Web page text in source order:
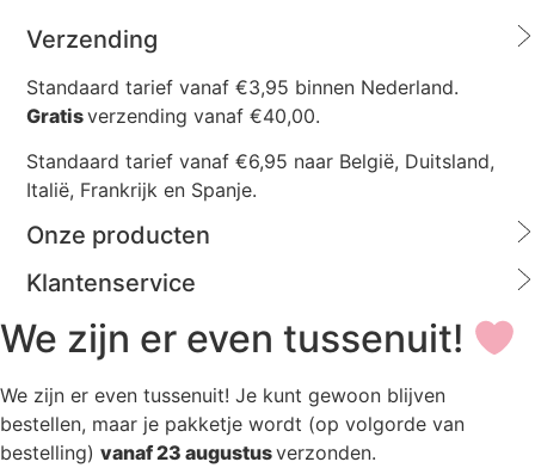
Verzending
Standaard tarief vanaf €3,95 binnen Nederland.
Gratisverzending vanaf €40,00.
Standaard tarief vanaf €6,95 naar België, Duitsland,
Italië, Frankrijk en Spanje.
Onze producten
Klantenservice
We zijn er even tussenuit!
We zijn er even tussenuit! Je kunt gewoon blijven
bestellen, maar je pakketje wordt (op volgorde van
bestelling) vanaf 23 augustusverzonden.